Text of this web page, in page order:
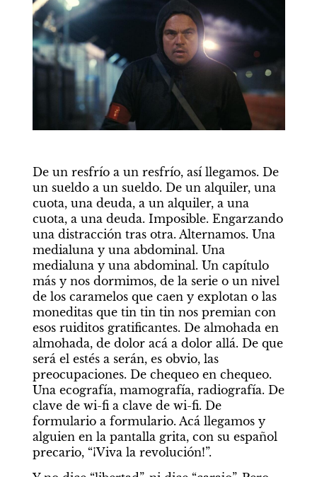
De un resfrío a un resfrío, así llegamos. De
un sueldo a un sueldo. De un alquiler, una
cuota, una deuda, a un alquiler, a una
cuota, a una deuda. Imposible. Engarzando
una distracción tras otra. Alternamos. Una
medialuna y una abdominal. Una
medialuna y una abdominal. Un capítulo
más y nos dormimos, de la serie o un nivel
de los caramelos que caen y explotan o las
moneditas que tin tin tin nos premian con
esos ruiditos gratificantes. De almohada en
almohada, de dolor acá a dolor allá. De que
será el estés a serán, es obvio, las
preocupaciones. De chequeo en chequeo.
Una ecografía, mamografía, radiografía. De
clave de wi-fi a clave de wi-fi. De
formulario a formulario. Acá llegamos y
alguien en la pantalla grita, con su español
precario, “¡Viva la revolución!”.